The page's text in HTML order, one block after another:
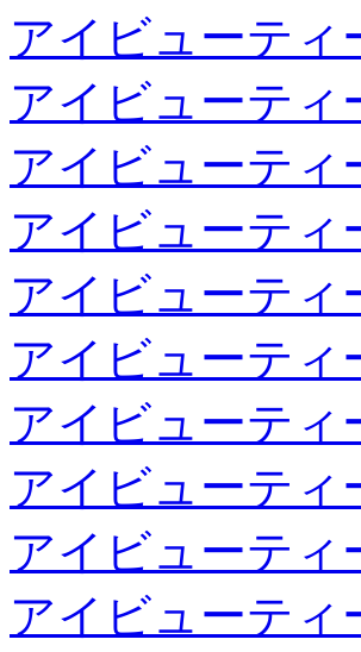
アイビューティ
アイビューティ
アイビューティ
アイビューティ
アイビューティ
アイビューティ
アイビューティ
アイビューティ
アイビューティ
アイビューティ